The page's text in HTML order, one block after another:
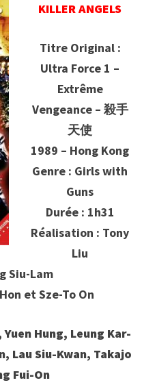
KILLER ANGELS
Titre Original :
Ultra Force 1 –
Extrême
Vengeance – 殺手
天使
1989 – Hong Kong
Genre : Girls with
Guns
Durée : 1h31
Réalisation : Tony
Liu
Siu-Lam
et Sze-To On
Hung, Leung Kar-
Lau Siu-Kwan, Takajo
Fui-On